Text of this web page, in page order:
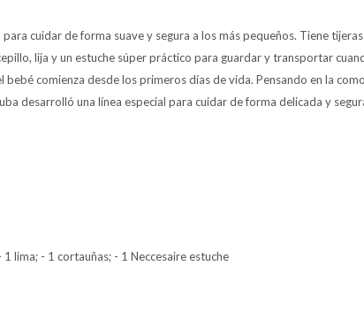
cuidar de forma suave y segura a los más pequeños. Tiene
lija y un estuche súper práctico para guardar y transportar
comienza desde los primeros días de vida. Pensando en la
desarrolló una línea especial para cuidar de forma delicada y
lima; - 1 cortauñas; - 1 Neccesaire estuche